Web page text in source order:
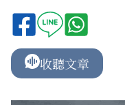
收聽文章